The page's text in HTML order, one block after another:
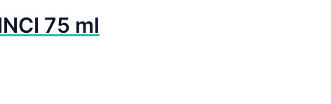
75 ml